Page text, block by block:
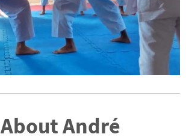
About André